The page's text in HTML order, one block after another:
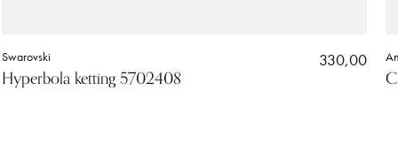
Swarovski
Hyperbola ketting 5702408
330,00